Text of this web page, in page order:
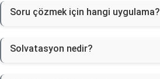
Soru çözmek için hangi uygulama?
Solvatasyon nedir?